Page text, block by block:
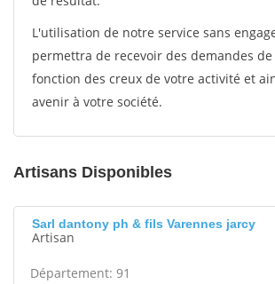
L'utilisation de notre service sans
permettra de recevoir des demandes de
fonction des creux de votre activité et
avenir à votre société.
Artisans Disponibles
Sarl dantony ph & fils Varennes jarcy
Artisan
Département: 91